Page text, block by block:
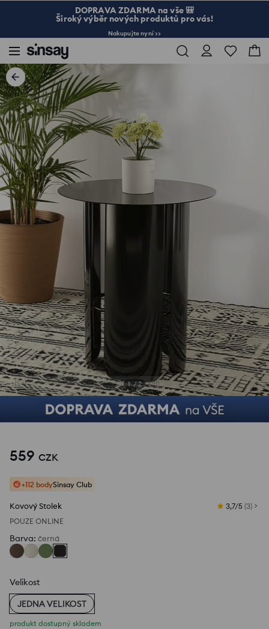
DOPRAVA ZDARMA na vše 🎒
Široký výběr nových produktů pro vás!
Nakupujte nyní >>
1 /2
559 CZK
+112 bodySinsay Club
Kovový Stolek 3,7/5 (3)
POUZE ONLINE
Barva: černá
Velikost
JEDNA VELIKOST
produkt dostupný skladem